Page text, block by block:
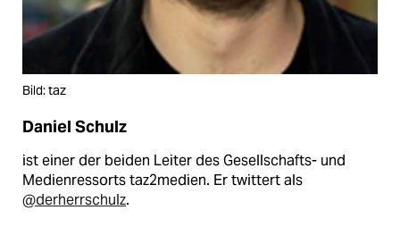
Bild: taz
Daniel Schulz
ist einer der beiden Leiter des Gesellschafts- und
Medienressorts taz2medien. Er twittert als
@derherrschulz.